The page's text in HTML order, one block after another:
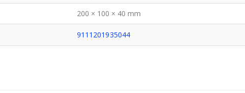
200 × 100 × 40 mm
9111201935044